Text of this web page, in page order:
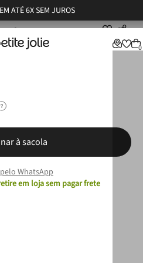
ATÉ 6X SEM JUROS
0
Chaveiro Petite Jolie Doce De Leite PJ20272
De Leite PJ20272
à sacola
WhatsApp
em loja sem pagar frete